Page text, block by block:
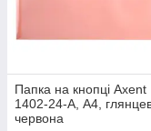
Папка на кнопці Axent
1402-24-A, А4,
червона